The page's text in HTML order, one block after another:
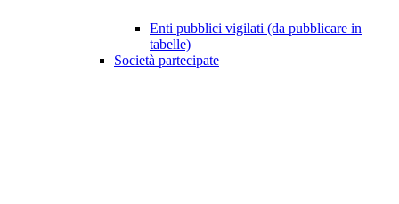
Enti pubblici vigilati (da pubblicare in
tabelle)
Società partecipate